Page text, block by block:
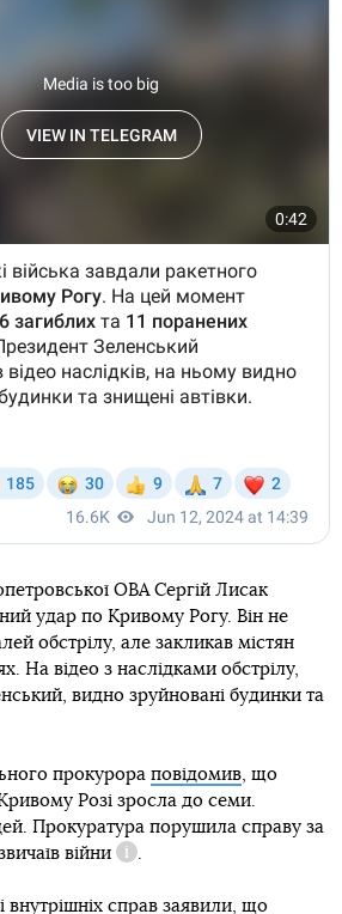
ОВА Сергій Лисак
удар по Кривому Рогу. Він не
обстрілу, але закликав містян
На відео з наслідками обстрілу,
видно зруйновані будинки та
прокурора повідомив, що
Кривому Розі зросла до семи.
Прокуратура порушила справу за
війни
Довідка
.
внутрішніх справ заявили, що